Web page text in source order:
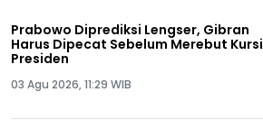
Prabowo Diprediksi Lengser, Gibran
Harus Dipecat Sebelum Merebut Kursi
Presiden
03 Agu 2026, 11:29 WIB